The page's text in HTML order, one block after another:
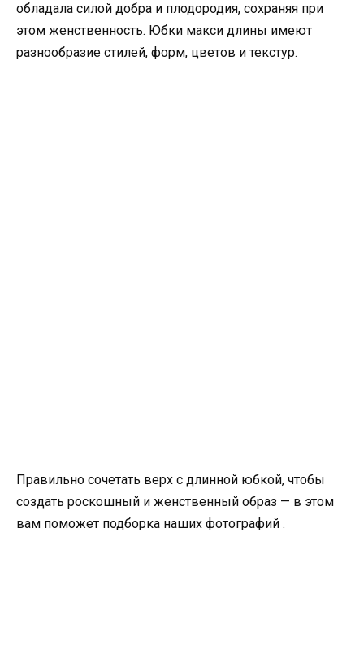
обладала силой добра и плодородия, сохраняя при
этом женственность. Юбки макси длины имеют
разнообразие стилей, форм, цветов и текстур.
Правильно сочетать верх с длинной юбкой, чтобы
создать роскошный и женственный образ — в этом
вам поможет подборка наших фотографий .